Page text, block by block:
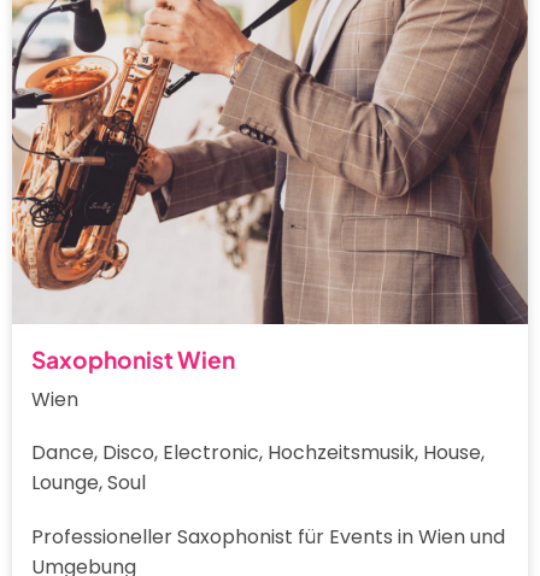
Saxophonist Wien
Wien
Dance, Disco, Electronic, Hochzeitsmusik, House,
Lounge, Soul
Professioneller Saxophonist für Events in Wien und
Umgebung